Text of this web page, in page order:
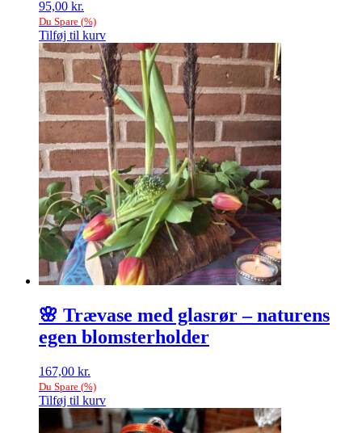
95,00 kr.
Du Spare (%)
Tilføj til kurv
🌸 Trævase med glasrør – naturens
egen blomsterholder
167,00 kr.
Du Spare (%)
Tilføj til kurv